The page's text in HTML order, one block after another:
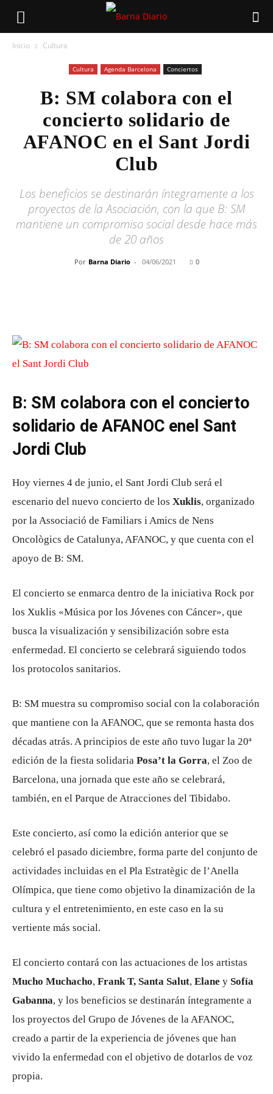
Inicio Cultura
Cultura Agenda Barcelona Conciertos
B: SM colabora con el
concierto solidario de
AFANOC en el Sant Jordi
Club
Los beneficios se destinarán íntegramente a los
proyectos de la Asociación, con la que B: SM
mantiene un compromiso social desde hace más
de 20 años
Por Barna Diario - 04/06/2021 0
B: SM colabora con el concierto
solidario de AFANOC enel Sant
Jordi Club
Hoy viernes 4 de junio, el Sant Jordi Club será el
escenario del nuevo concierto de los Xuklis, organizado
por la Associació de Familiars i Amics de Nens
Oncològics de Catalunya, AFANOC, y que cuenta con el
apoyo de B: SM.
El concierto se enmarca dentro de la iniciativa Rock por
los Xuklis «Música por los Jóvenes con Cáncer», que
busca la visualización y sensibilización sobre esta
enfermedad. El concierto se celebrará siguiendo todos
los protocolos sanitarios.
B: SM muestra su compromiso social con la colaboración
que mantiene con la AFANOC, que se remonta hasta dos
décadas atrás. A principios de este año tuvo lugar la 20ª
edición de la fiesta solidaria Posa’t la Gorra, el Zoo de
Barcelona, ​​una jornada que este año se celebrará,
también, en el Parque de Atracciones del Tibidabo.
Este concierto, así como la edición anterior que se
celebró el pasado diciembre, forma parte del conjunto de
actividades incluidas en el Pla Estratègic de l’Anella
Olímpica, que tiene como objetivo la dinamización de la
cultura y el entretenimiento, en este caso en la su
vertiente más social.
El concierto contará con las actuaciones de los artistas
Mucho Muchacho, Frank T, Santa Salut, Elane y Sofía
Gabanna, y los beneficios se destinarán íntegramente a
los proyectos del Grupo de Jóvenes de la AFANOC,
creado a partir de la experiencia de jóvenes que han
vivido la enfermedad con el objetivo de dotarlos de voz
propia.